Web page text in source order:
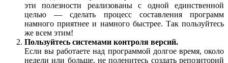
эти полезности реализованы с одной единственной
целью — сделать процесс составления программ
намного приятнее и намного быстрее. Так пользуйтесь
же всем этим!
Пользуйтесь системами контроля версий.
Если вы работаете над программой долгое время, около
недели или больше, не поленитесь создать репозиторий